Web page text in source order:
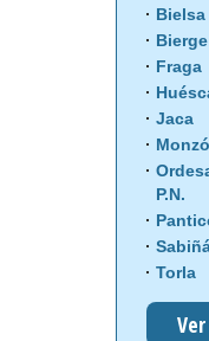
Bielsa
Bierge
Fraga
Jaca
P.N.
Torla